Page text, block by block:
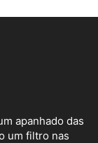
apanhado das
um filtro nas